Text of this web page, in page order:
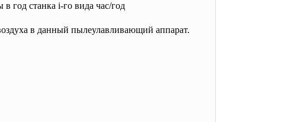
в год станка i-го вида час/год
в данный пылеулавливающий аппарат.